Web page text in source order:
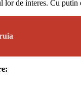
de interes. Cu